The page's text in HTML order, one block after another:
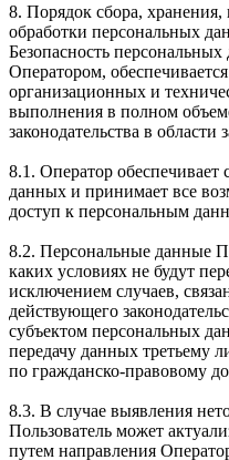
8. Порядок сбора, хранения,
обработки персональных
Безопасность
Оператором,
организационных и
выполнения в полном
законодательства в
8.1. Оператор обеспечивает
данных и принимает все
доступ к персональным
8.2. Персональные данные
каких условиях не будут
исключением случаев,
действующего
субъектом персональных
передачу данных третьему
по гражданско-правовому
8.3. В случае выявления
Пользователь может
путем направления